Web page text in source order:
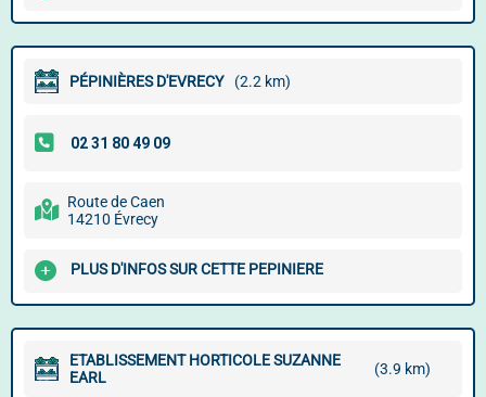
PÉPINIÈRES D'EVRECY (2.2 km)
Route de Caen
14210 Évrecy
PLUS D'INFOS SUR CETTE PEPINIERE
ETABLISSEMENT HORTICOLE SUZANNE
EARL
(3.9 km)